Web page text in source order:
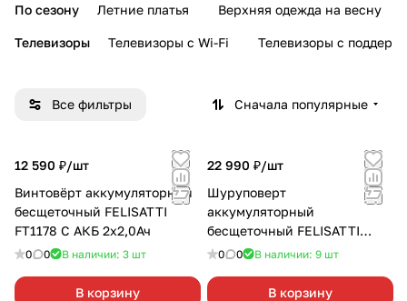
По сезону Летние платья Верхняя одежда на весну
Телевизоры Телевизоры с Wi-Fi Телевизоры с
Все фильтры Сначала популярные
12 590 ₽/шт
Винтовёрт аккумуляторный
бесщеточный FELISATTI
FT1178 С АКБ 2х2,0Ач
0 0 В наличии: 3 шт
В корзину
22 990 ₽/шт
Шуруповерт
аккумуляторный
бесщеточный FELISATTI
FT1612 2х5,0 Ач
0 0 В наличии: 9 шт
В корзину